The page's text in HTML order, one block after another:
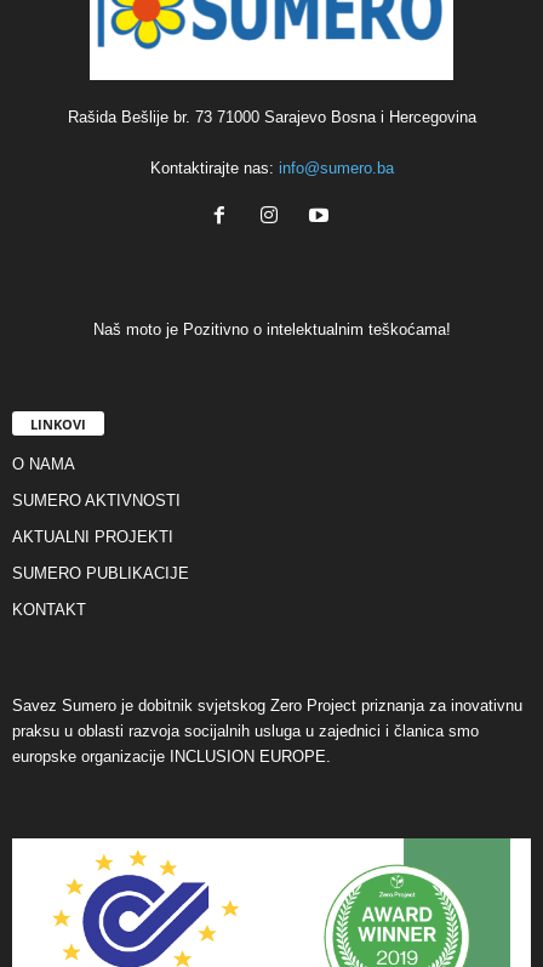
Rašida Bešlije br. 73 71000 Sarajevo Bosna i Hercegovina
Kontaktirajte nas: info@sumero.ba
Naš moto je Pozitivno o intelektualnim teškoćama!
LINKOVI
O NAMA
SUMERO AKTIVNOSTI
AKTUALNI PROJEKTI
SUMERO PUBLIKACIJE
KONTAKT
Savez Sumero je dobitnik svjetskog Zero Project priznanja za inovativnu
praksu u oblasti razvoja socijalnih usluga u zajednici i članica smo
europske organizacije INCLUSION EUROPE.